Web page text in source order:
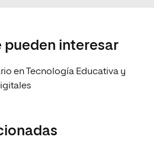
pueden interesar
en Tecnología Educativa y